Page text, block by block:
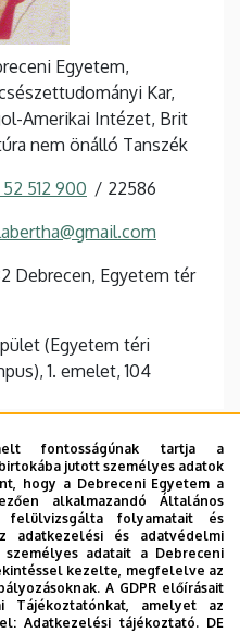
Egyetem,
Kar,
Amerikai Intézet, Brit
nem önálló Tanszék
512 900 22586
Debrecen, Egyetem tér
(Egyetem téri
1. emelet, 104
lista|Összes kurzus
elindítója és
főbb oktatási és
elsősorban a huszadik
elméletek és
fontosságúnak tartja a
jutott személyes adatok
hogy a Debreceni Egyetem a
alkalmazandó Általános
felülvizsgálta folyamatait és
adatkezelési és adatvédelmi
adatait a Debreceni
kezelte, megfelelve az
A GDPR előírásait
Tájékoztatónkat, amelyet az
el:Adatkezelési tájékoztató. DE